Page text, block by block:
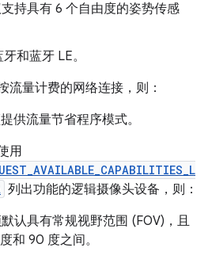
支持具有 6 个自由度的姿势传感
和蓝牙 LE。
流量计费的网络连接，则：
供流量节省程序模式。
用
列出功能的逻辑摄像头设备，则：
认具有常规视野范围 (FOV)，且
和 90 度之间。